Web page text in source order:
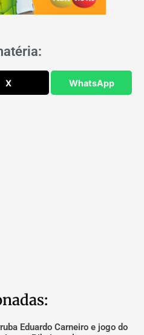
X WhatsApp
Eduardo Carneiro e jogo do